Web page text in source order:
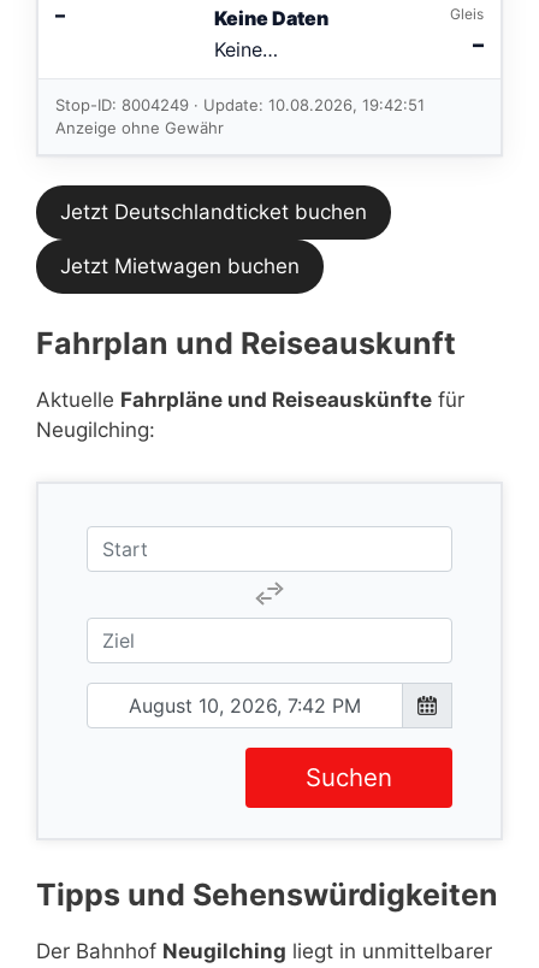
–
Keine Daten
Keine
Verbindungen
im aktuellen
Feed.
Gleis
–
Stop-ID: 8004249 · Update: 10.08.2026, 19:42:51
Anzeige ohne Gewähr
Jetzt Deutschlandticket buchen
Jetzt Mietwagen buchen
Fahrplan und Reiseauskunft
Aktuelle Fahrpläne und Reiseauskünfte für
Neugilching:
Suchen
Tipps und Sehenswürdigkeiten
Der Bahnhof Neugilching liegt in unmittelbarer